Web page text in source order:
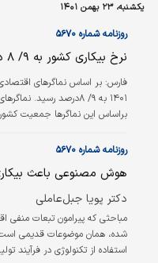
یکشنبه، ۲۳ بهمن ۱۴۰۱
روزنامه شماره ۵۶۷۰
نرخ بیکاری کشور به ۹/ ۸ درصد رسید
فارس: بر اساس نماگرهای
۱۴۰۱ به ۹/ ۸درصد رسید.
۳۰درصد ساکن شهرها بودند.
روزنامه شماره ۵۶۷۰
هوش مصنوعی باعث
دکتر پویا جبل‌عاملی
شده، همان موضوعات قدیمی است
استفاده از تکنولوژی در فرآیند